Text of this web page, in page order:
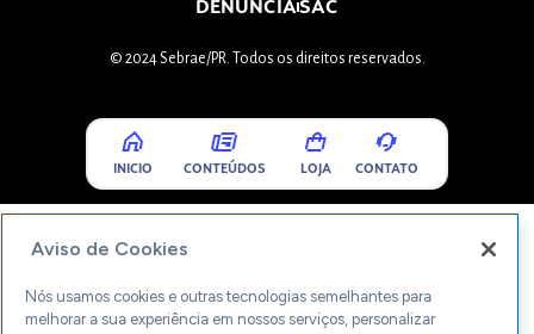
DENÚNCIASAC
© 2024 Sebrae/PR. Todos os direitos reservados.
INICIO CONTEÚDOS LOJA CONTATO
Aviso de Cookies
Nós usamos cookies e outras tecnologias semelhantes para
melhorar a sua experiência em nossos serviços, personalizar